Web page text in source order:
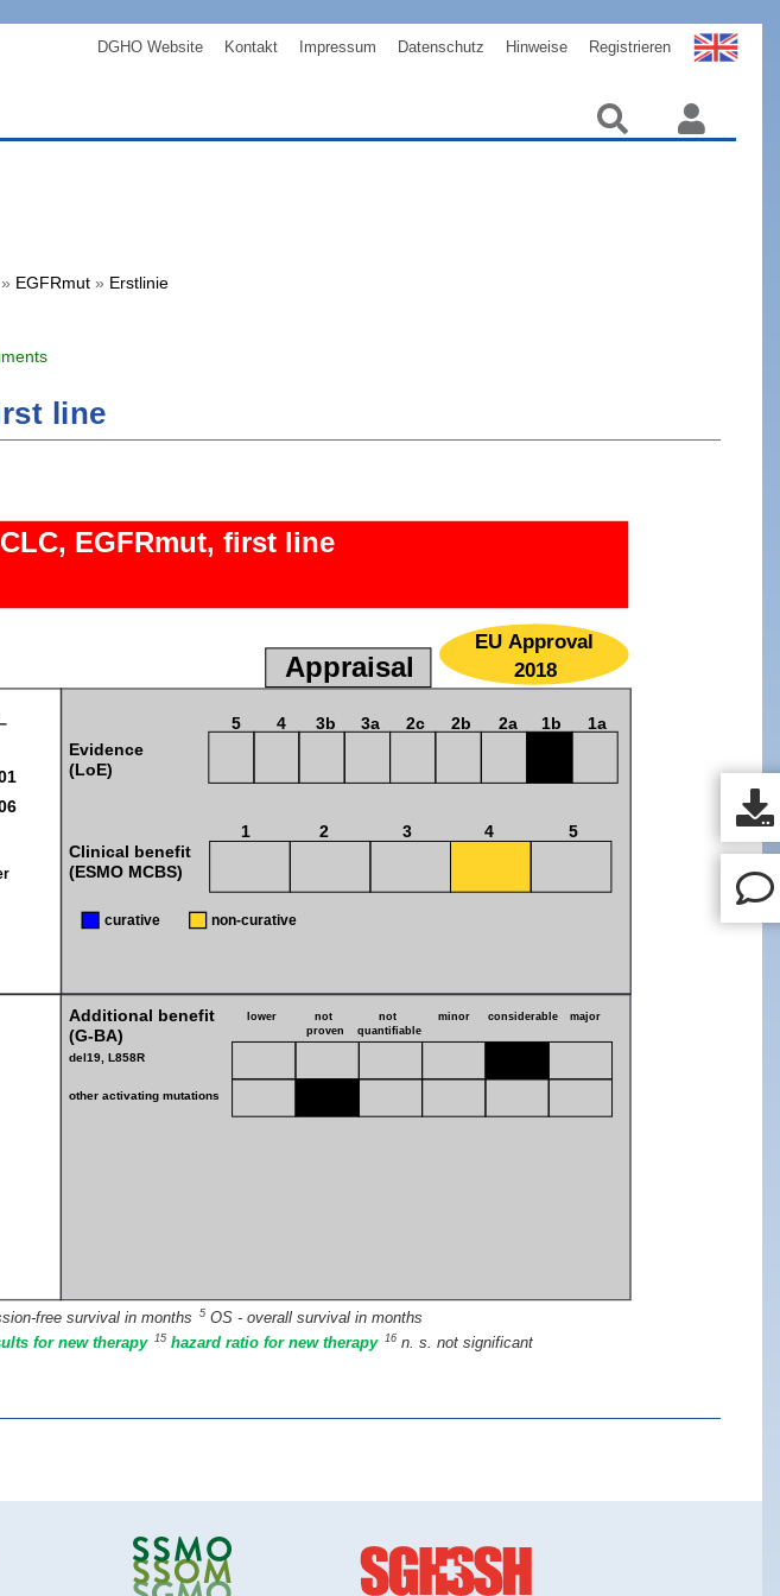
DGHO Website Kontakt Impressum Datenschutz Hinweise Registrieren
» EGFRmut» Erstlinie
line
free survival in months 5 OS - overall survival in months
for new therapy 15 hazard ratio for new therapy 16 n. s. not significant